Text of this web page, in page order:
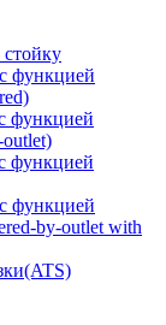
функцией
функцией
функцией
функцией
by-outlet with